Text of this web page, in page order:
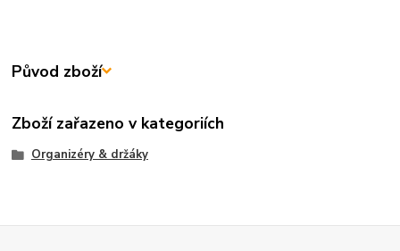
Původ zboží
Zboží zařazeno v kategoriích
Organizéry & držáky